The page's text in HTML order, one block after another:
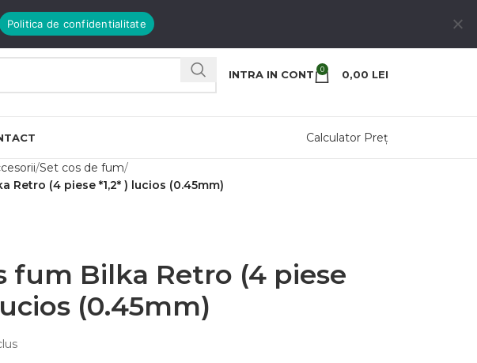
INTRA IN CONT 0 0,00 LEI
Calculator Preț
Set cos de fum
Retro (4 piese *1,2* ) lucios (0.45mm)
fum Bilka Retro (4 piese
(0.45mm)
Politica de confidentialitate